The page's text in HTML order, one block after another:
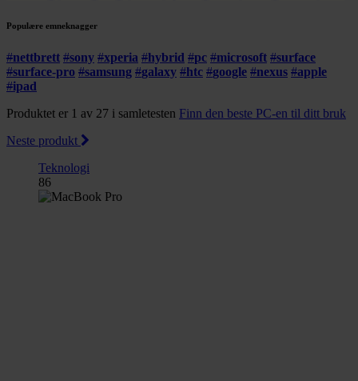
Populære emneknagger
#nettbrett #sony #xperia #hybrid #pc #microsoft #surface
#surface-pro #samsung #galaxy #htc #google #nexus #apple
#ipad
Produktet er 1 av 27 i samletesten Finn den beste PC-en til ditt bruk
Neste produkt
Teknologi
86